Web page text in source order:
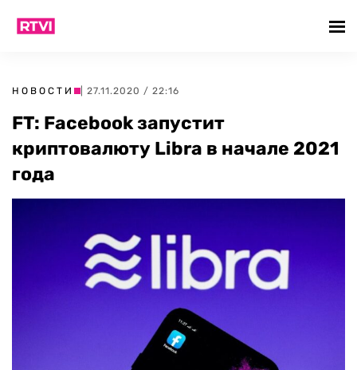
НОВОСТИ | 27.11.2020 / 22:16
FT: Facebook запустит
криптовалюту Libra в начале 2021
года